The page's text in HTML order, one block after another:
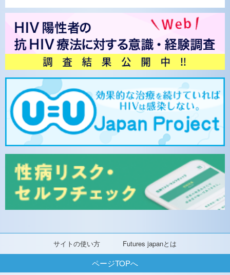
サイトの使い方 Futures japanとは
ページTOPへ